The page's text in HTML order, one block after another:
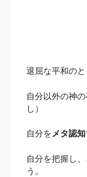
退屈な平和のと
自分以外の神
し）
自分をメタ認知
自分を把握し
う。